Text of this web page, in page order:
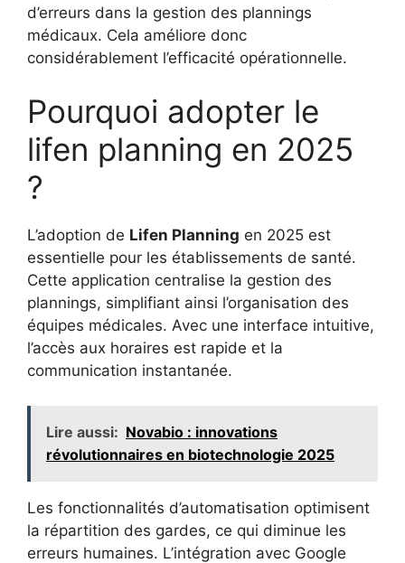
d’erreurs dans la gestion des plannings
médicaux. Cela améliore donc
considérablement l’efficacité opérationnelle.
Pourquoi adopter le
lifen planning en 2025
?
L’adoption de Lifen Planning en 2025 est
essentielle pour les établissements de santé.
Cette application centralise la gestion des
plannings, simplifiant ainsi l’organisation des
équipes médicales. Avec une interface intuitive,
l’accès aux horaires est rapide et la
communication instantanée.
Lire aussi: Novabio : innovations
révolutionnaires en biotechnologie 2025
Les fonctionnalités d’automatisation optimisent
la répartition des gardes, ce qui diminue les
erreurs humaines. L’intégration avec Google